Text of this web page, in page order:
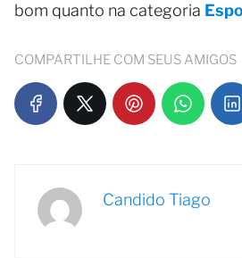
bom quanto na categoria
COMPARTILHE COM SEUS AMIGOS
Candido Tiago